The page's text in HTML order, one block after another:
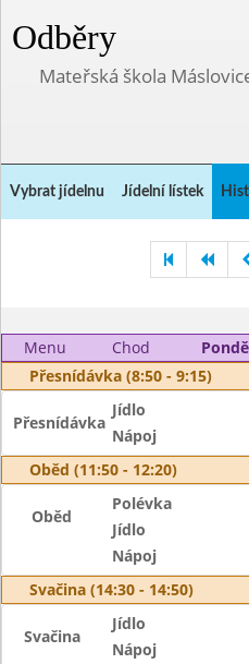
Odběry
Mateřská škola
Vybrat jídelnu Jídelní lístek
Menu Chod
Přesnídávka (8:50 - 9:15)
Přesnídávka
Jídlo
Nápoj
Oběd (11:50 - 12:20)
Oběd
Polévka
Jídlo
Nápoj
Svačina (14:30 - 14:50)
Svačina
Jídlo
Nápoj